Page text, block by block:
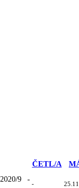
ČETL/A
2020/9 -
-